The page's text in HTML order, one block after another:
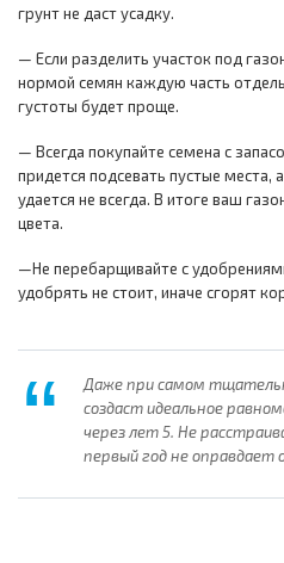
грунт не даст усадку.
— Если разделить участок под
нормой семян каждую часть
густоты будет проще.
— Всегда покупайте семена с
придется подсевать пустые места,
удается не всегда. В итоге ваш
цвета.
—Не перебарщивайте с
удобрять не стоит, иначе сгорят
Даже при самом
создаст идеальное
через лет 5. Не
первый год не оправдает